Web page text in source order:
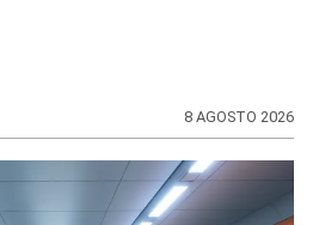
Giuseppe
le segnalazioni dei
8 AGOSTO 2026